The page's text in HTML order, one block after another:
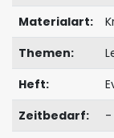
Materialart:
Themen:
Heft:
Zeitbedarf:
-